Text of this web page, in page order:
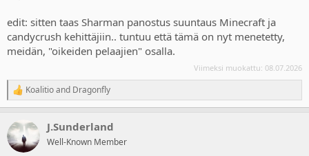
edit: sitten taas Sharman panostus suuntaus Minecraft ja
candycrush kehittäjiin.. tuntuu että tämä on nyt menetetty,
meidän, "oikeiden pelaajien" osalla.
Viimeksi muokattu: 08.07.2026
R
e
c
t
i
Koalitioand Dragonfly
J.Sunderland
Well-Known Member